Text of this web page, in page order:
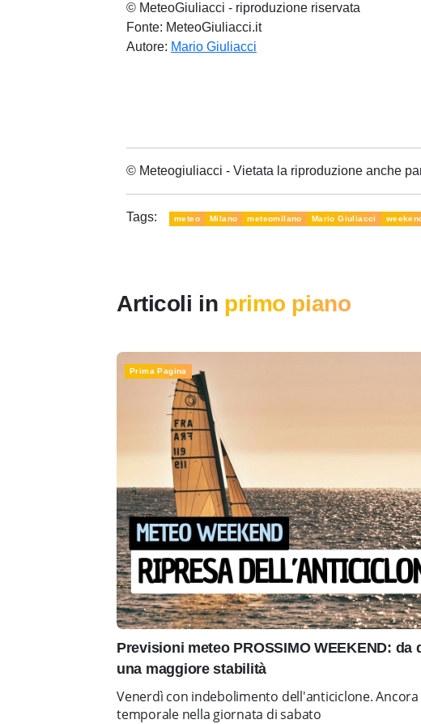
© MeteoGiuliacci - riproduzione riservata
Fonte: MeteoGiuliacci.it
Autore: Mario Giuliacci
© Meteogiuliacci - Vietata la riproduzione anche
Tags: meteo Milano meteomilano Mario Giuliacci
Articoli in primo piano
Prima Pagina
Previsioni meteo PROSSIMO WEEKEND:
una maggiore stabilità
Venerdì con indebolimento dell'anticiclone.
temporale nella giornata di sabato